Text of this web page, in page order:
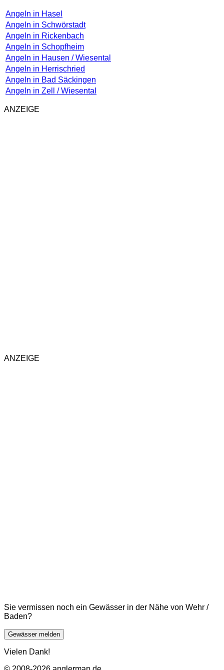
Angeln in Hasel
Angeln in Schwörstadt
Angeln in Rickenbach
Angeln in Schopfheim
Angeln in Hausen / Wiesental
Angeln in Herrischried
Angeln in Bad Säckingen
Angeln in Zell / Wiesental
ANZEIGE
ANZEIGE
Sie vermissen noch ein Gewässer in der Nähe von Wehr /
Baden?
Gewässer melden
Vielen Dank!